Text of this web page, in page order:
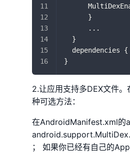
      }
      ...
  }
dependencies
}
2.让应用支持多DEX文件
种可选方法：
在AndroidManifest.xml的
； 如果你已经有自己的